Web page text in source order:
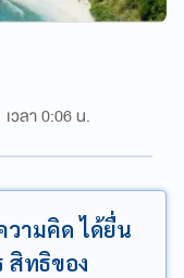
วลา 0:06 น.
ามคิด ได้ยื่น
สิทธิของ